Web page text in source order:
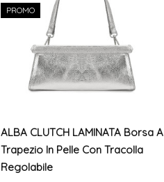
PROMO
ALBA CLUTCH LAMINATA Borsa A
Trapezio In Pelle Con Tracolla
Regolabile